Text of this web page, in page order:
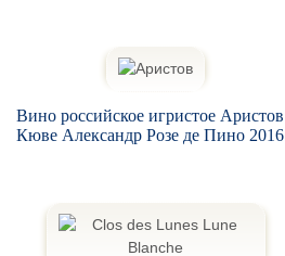
Вино российское игристое Аристов
Кюве Александр Розе де Пино 2016